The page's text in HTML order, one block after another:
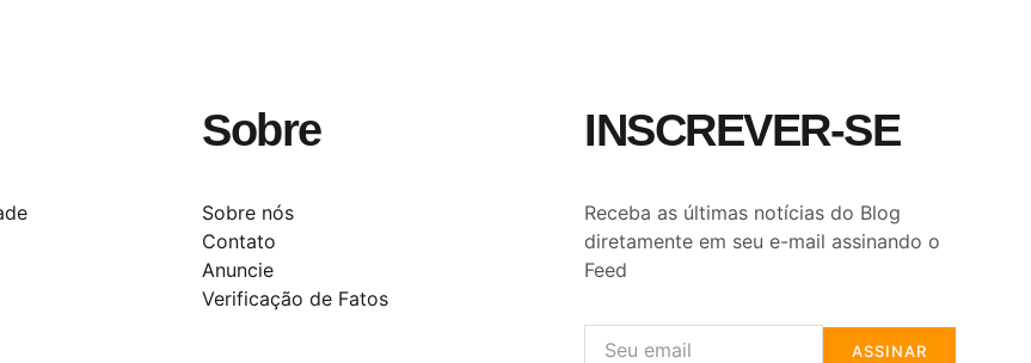
Sobre
Sobre nós
Contato
Anuncie
Verificação de Fatos
INSCREVER-SE
Receba as últimas notícias do Blog
diretamente em seu e-mail assinando o
Feed
ASSINAR